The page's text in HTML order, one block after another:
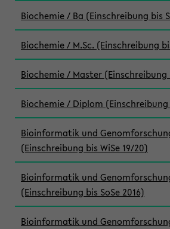
Biochemie / Ba (Einschreibung bis
Biochemie / M.Sc. (Einschreibung
Biochemie / Master (Einschreibung
Biochemie / Diplom (Einschreibung
Bioinformatik und
(Einschreibung bis WiSe 19/20)
Bioinformatik und
(Einschreibung bis SoSe 2016)
Bioinformatik und